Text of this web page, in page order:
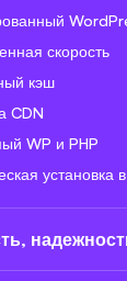
скорость
кэш
CDN
WP и PHP
установка в